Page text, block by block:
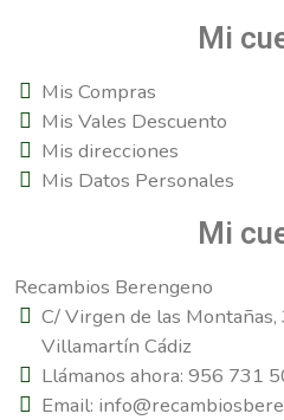
Mi
Mis Compras
Mis Vales Descuento
Mis direcciones
Mis Datos Personales
Mi
Recambios Berengeno
C/ Virgen de las
Villamartín Cádiz
Llámanos ahora: 956 731
Email: